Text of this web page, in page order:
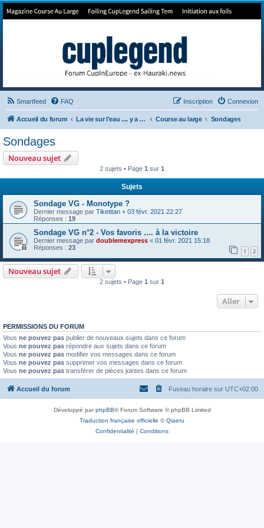
Forum de Cup In Europe
Smartfeed FAQ Connexion
Inscription
Accueil du forum La vie sur l'eau .... y a pas qu'la Cup Course au large Sondages
Sondages
Nouveau sujet
2 sujets • Page 1 sur 1
Sujets
Sondage VG - Monotype ?
Dernier message par Tiketitan « 03 févr. 2021 22:27
Réponses : 19
Sondage VG n°2 - Vos favoris .... à la victoire
Dernier message par doublemexpress « 01 févr. 2021 15:18
Réponses : 23 1 2
Nouveau sujet
2 sujets • Page 1 sur 1
Aller
PERMISSIONS DU FORUM
Vous ne pouvez pas publier de nouveaux sujets dans ce forum
Vous ne pouvez pas répondre aux sujets dans ce forum
Vous ne pouvez pas modifier vos messages dans ce forum
Vous ne pouvez pas supprimer vos messages dans ce forum
Vous ne pouvez pas transférer de pièces jointes dans ce forum
Accueil du forum Fuseau horaire sur UTC+02:00
Développé parphpBB® Forum Software © phpBB Limited
Traduction française officielle ©Qiaeru
Confidentialité | Conditions